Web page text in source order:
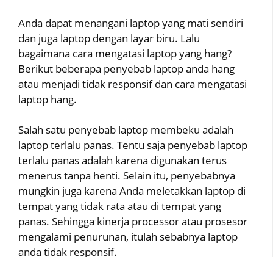
Anda dapat menangani laptop yang mati sendiri
dan juga laptop dengan layar biru. Lalu
bagaimana cara mengatasi laptop yang hang?
Berikut beberapa penyebab laptop anda hang
atau menjadi tidak responsif dan cara mengatasi
laptop hang.
Salah satu penyebab laptop membeku adalah
laptop terlalu panas. Tentu saja penyebab laptop
terlalu panas adalah karena digunakan terus
menerus tanpa henti. Selain itu, penyebabnya
mungkin juga karena Anda meletakkan laptop di
tempat yang tidak rata atau di tempat yang
panas. Sehingga kinerja processor atau prosesor
mengalami penurunan, itulah sebabnya laptop
anda tidak responsif.